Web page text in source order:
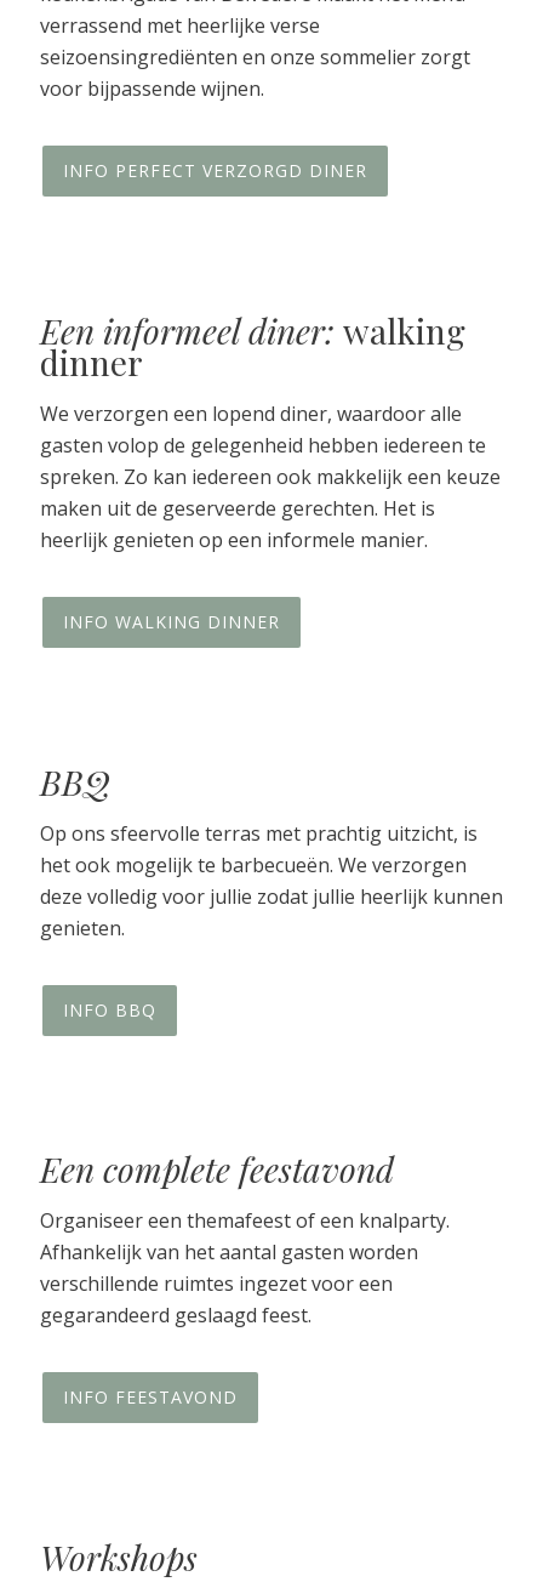
verrassend met heerlijke verse
seizoensingrediënten en onze sommelier zorgt
voor bijpassende wijnen.
INFO PERFECT VERZORGD DINER
Een informeel diner: walking
dinner
We verzorgen een lopend diner, waardoor alle
gasten volop de gelegenheid hebben iedereen te
spreken. Zo kan iedereen ook makkelijk een keuze
maken uit de geserveerde gerechten. Het is
heerlijk genieten op een informele manier.
INFO WALKING DINNER
BBQ
Op ons sfeervolle terras met prachtig uitzicht, is
het ook mogelijk te barbecueën. We verzorgen
deze volledig voor jullie zodat jullie heerlijk kunnen
genieten.
INFO BBQ
Een complete feestavond
Organiseer een themafeest of een knalparty.
Afhankelijk van het aantal gasten worden
verschillende ruimtes ingezet voor een
gegarandeerd geslaagd feest.
INFO FEESTAVOND
Workshops